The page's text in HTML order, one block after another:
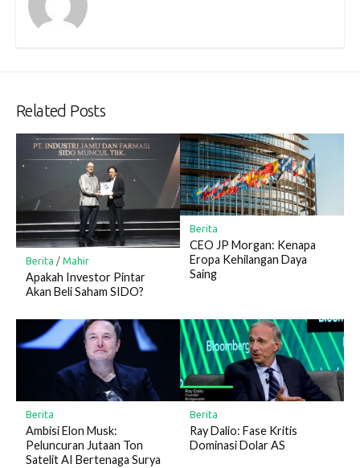
Related Posts
Berita / Mahir
Apakah Investor Pintar
Akan Beli Saham SIDO?
Berita
CEO JP Morgan: Kenapa
Eropa Kehilangan Daya
Saing
Berita
Ambisi Elon Musk:
Peluncuran Jutaan Ton
Satelit AI Bertenaga Surya
Berita
Ray Dalio: Fase Kritis
Dominasi Dolar AS